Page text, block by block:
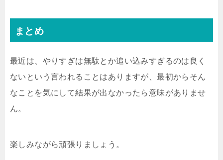
まとめ
最近は、やりすぎは無駄とか追い込みすぎるのは良く
ないという言われることはありますが、最初からそん
なことを気にして結果が出なかったら意味がありませ
ん。
楽しみながら頑張りましょう。